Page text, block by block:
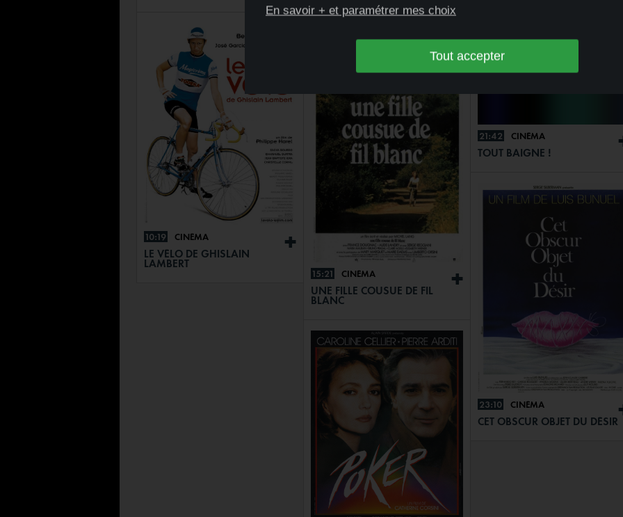
+
10:19 CINÉMA
LE VÉLO DE GHISLAIN
LAMBERT
AVENTURE DE LEMMY
CAUTION
+
15:21 CINÉMA
UNE FILLE COUSUE DE FIL
BLANC
21:42 CINÉMA
TOUT BAIGNE !
23:10 CINÉMA
CET OBSCUR OBJET DU DÉSIR
En savoir + et paramétrer mes choix
Tout accepter